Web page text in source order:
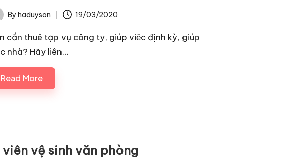
By haduyson 19/03/2020
cần thuê tạp vụ công ty, giúp việc định kỳ, giúp
nhà? Hãy liên…
Read More
vệ sinh văn phòng